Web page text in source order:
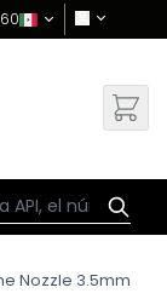
Nozzle 3.5mm